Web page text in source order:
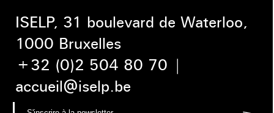
ISELP, 31 boulevard de Waterloo,
1000 Bruxelles
+32 (0)2 504 80 70 |
accueil@iselp.be